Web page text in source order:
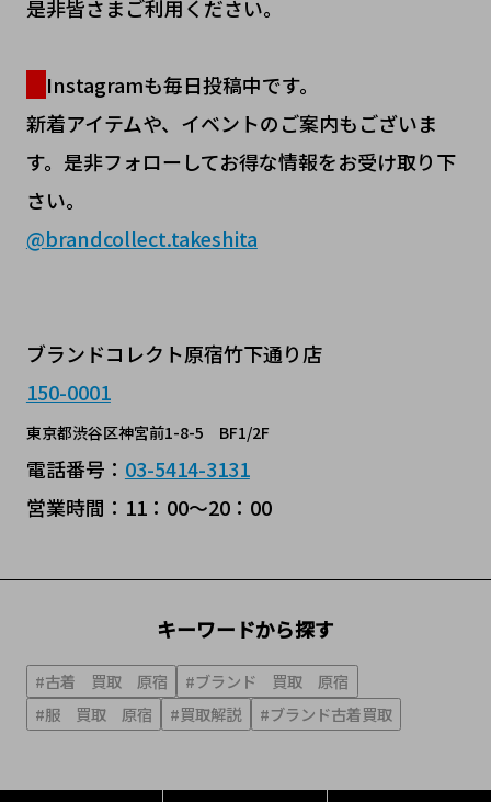
是非皆さまご利用ください。
Instagramも毎日投稿中です。
新着アイテムや、イベントのご案内もございま
す。是非フォローしてお得な情報をお受け取り下
さい。
@brandcollect.takeshita
ブランドコレクト原宿竹下通り店
150-0001
東京都渋谷区神宮前1-8-5 BF1/2F
電話番号： 03-5414-3131
営業時間：11：00～20：00
キーワードから探す
#古着 買取 原宿
#ブランド 買取 原宿
#服 買取 原宿
#買取解説 #ブランド古着買取